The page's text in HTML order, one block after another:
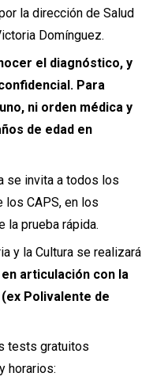
la dirección de Salud
Domínguez.
el diagnóstico, y
Para
ni orden médica y
de edad en
se invita a todos los
los CAPS, en los
la prueba rápida.
y la Cultura se realizará
articulación con la
Polivalente de
tests gratuitos
horarios: